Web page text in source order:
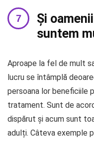
Și
suntem
Aproape la fel de mult
lucru se întâmplă
persoana lor beneficiile
tratament. Sunt de
dispărut și acum sunt
adulți. Câteva exemple